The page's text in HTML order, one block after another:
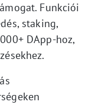
Funkciói
staking,
DApp-hoz,